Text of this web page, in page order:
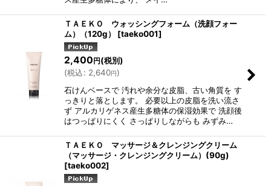
ＴＡＥＫＯ ウォッシングフォーム（洗顔フォー
ム）（120g）
[taeko001]
2,400円(税別)
(税込: 2,640円)
石けんベースで 汚れや余分な皮脂、古い角質を す
っきりと落とします。 必要以上の皮脂を洗い流さ
ず アルカリゲネス産生多糖体の保湿効果で 洗顔後
はつっぱりにくく さっぱりしながらも みずみ…
ＴＡＥＫＯ マッサージ＆クレンジングクリーム
（マッサージ・クレンジングクリーム）(90g)
[taeko002]